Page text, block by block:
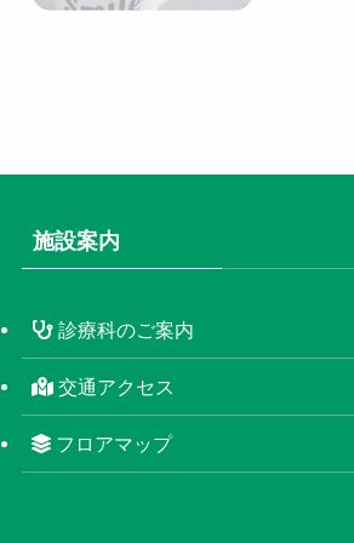
施設案内
診療科のご案内
交通アクセス
フロアマップ